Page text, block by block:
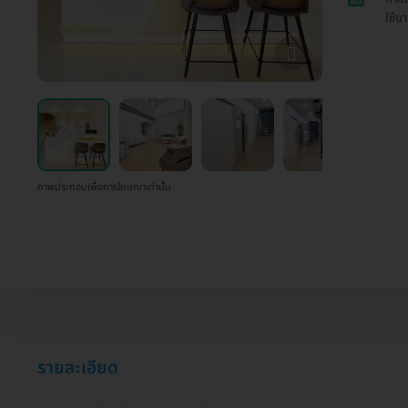
ภาพประกอบเพื่อการโฆษณาเท่านั้น
ใช้ย
รายละเอียด